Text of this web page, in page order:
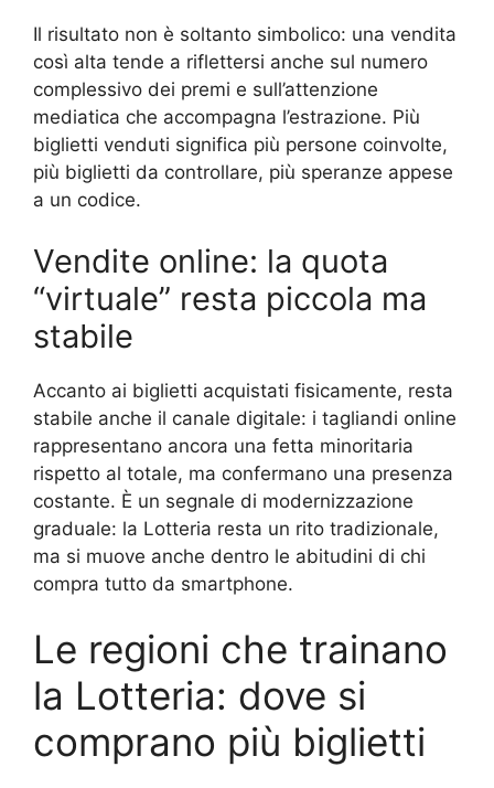
Il risultato non è soltanto simbolico: una vendita
così alta tende a riflettersi anche sul numero
complessivo dei premi e sull’attenzione
mediatica che accompagna l’estrazione. Più
biglietti venduti significa più persone coinvolte,
più biglietti da controllare, più speranze appese
a un codice.
Vendite online: la quota
“virtuale” resta piccola ma
stabile
Accanto ai biglietti acquistati fisicamente, resta
stabile anche il canale digitale: i tagliandi online
rappresentano ancora una fetta minoritaria
rispetto al totale, ma confermano una presenza
costante. È un segnale di modernizzazione
graduale: la Lotteria resta un rito tradizionale,
ma si muove anche dentro le abitudini di chi
compra tutto da smartphone.
Le regioni che trainano
la Lotteria: dove si
comprano più biglietti